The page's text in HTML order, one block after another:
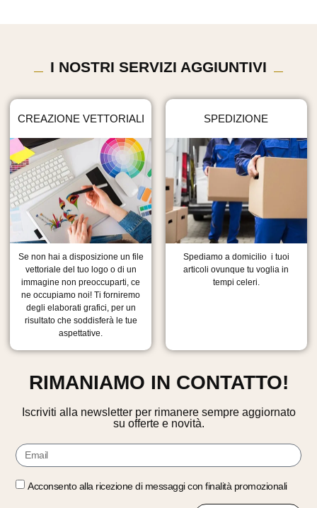
I NOSTRI SERVIZI AGGIUNTIVI
CREAZIONE VETTORIALI
Se non hai a disposizione un file
vettoriale del tuo logo o di un
immagine non preoccuparti, ce
ne occupiamo noi! Ti forniremo
degli elaborati grafici, per un
risultato che soddisferà le tue
aspettative.
SPEDIZIONE
Spediamo a domicilio i tuoi
articoli ovunque tu voglia in
tempi celeri.
RIMANIAMO IN CONTATTO!
Iscriviti alla newsletter per rimanere sempre aggiornato
su offerte e novità.
Acconsento alla ricezione di messaggi con finalità promozionali